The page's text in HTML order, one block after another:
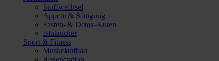
Stoffwechsel
Appetit & Sättigung
Fasten- & Detox-Kuren
Blutzucker
Sport & Fitness
Muskelaufbau
Regeneration